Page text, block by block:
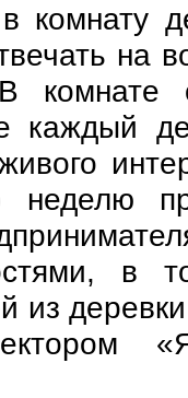
комнату
на
комнате
каждый
неделю
в
из